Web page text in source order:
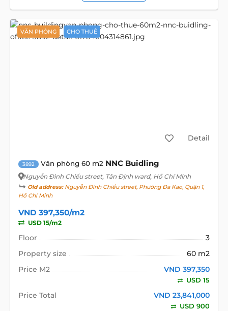
VĂN PHÒNG CHO THUÊ
Detail
3892 Văn phòng 60 m2 NNC Buidling
Nguyễn Đình Chiểu street, Tân Định ward, Hồ Chí Minh
Old address:Nguyễn Đình Chiểu street, Phường Đa Kao, Quận 1,
Hồ Chí Minh
VND 397,350/m2
USD 15/m2
Floor
3
Property size
60 m2
Price M2
VND 397,350
USD 15
Price Total VND 23,841,000
USD 900